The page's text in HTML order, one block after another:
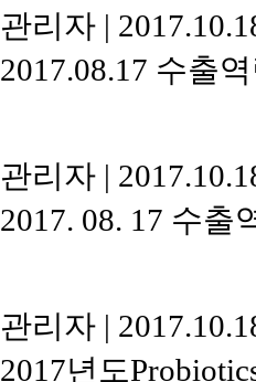
관리자 |
2017.08.17 수출
관리자 |
2017. 08. 17 수출
관리자 |
2017년도